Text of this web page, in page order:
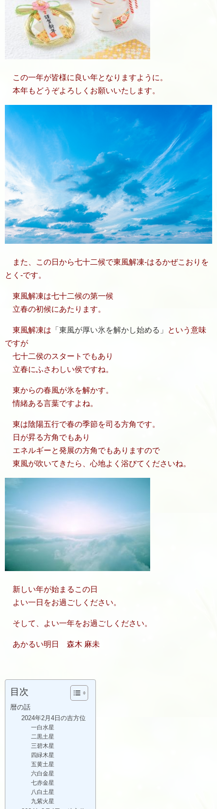
この一年が皆様に良い年となりますように。
本年もどうぞよろしくお願いいたします。
また、この日から七十二候で東風解凍-はるかぜこおりを
とく-です。
東風解凍は七十二候の第一候
立春の初候にあたります。
東風解凍は 東風が厚い氷を解かし始める
という意味
ですが
七十二侯のスタートでもあり
立春にふさわしい侯ですね。
東からの春風が氷を解かす。
情緒ある言葉ですよね。
東は陰陽五行で春の季節を司る方角です。
日が昇る方角でもあり
エネルギーと発展の方角でもありますので
東風が吹いてきたら、心地よく浴びてくださいね。
新しい年が始まるこの日
よい一日をお過ごしください。
そして、よい一年をお過ごしください。
あかるい明日 森木 麻未
目次
暦の話
2024年2月4日の吉方位
一白水星
二黒土星
三碧木星
四緑木星
五黄土星
六白金星
七赤金星
八白土星
九紫火星